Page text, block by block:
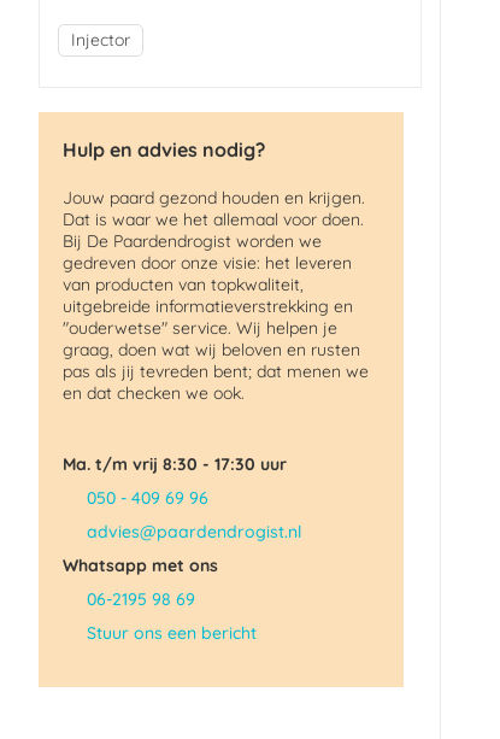
Injector
Hulp en advies nodig?
Jouw paard gezond houden en krijgen.
Dat is waar we het allemaal voor doen.
Bij De Paardendrogist worden we
gedreven door onze visie: het leveren
van producten van topkwaliteit,
uitgebreide informatieverstrekking en
"ouderwetse" service. Wij helpen je
graag, doen wat wij beloven en rusten
pas als jij tevreden bent; dat menen we
en dat checken we ook.
Ma. t/m vrij 8:30 - 17:30 uur
050 - 409 69 96
advies@paardendrogist.nl
Whatsapp met ons
06-2195 98 69
Stuur ons een bericht